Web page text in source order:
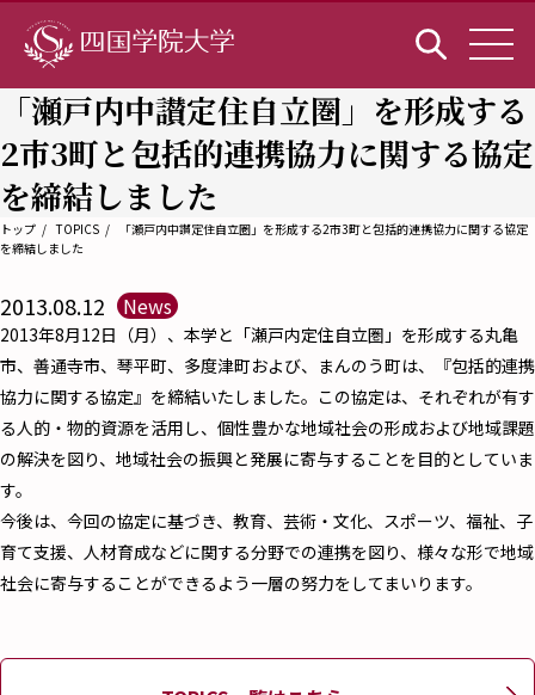
「瀬戸内中讃定住自立圏」を形成する
2市3町と包括的連携協力に関する協定
を締結しました
トップ TOPICS
「瀬戸内中讃定住自立圏」を形成する2市3町と包括的連携協力に関する協定
を締結しました
2013.08.12 News
2013年8月12日（月）、本学と「瀬戸内定住自立圏」を形成する丸亀
市、善通寺市、琴平町、多度津町および、まんのう町は、『包括的連携
協力に関する協定』を締結いたしました。この協定は、それぞれが有す
る人的・物的資源を活用し、個性豊かな地域社会の形成および地域課題
の解決を図り、地域社会の振興と発展に寄与することを目的としていま
す。
今後は、今回の協定に基づき、教育、芸術・文化、スポーツ、福祉、子
育て支援、人材育成などに関する分野での連携を図り、様々な形で地域
社会に寄与することができるよう一層の努力をしてまいります。